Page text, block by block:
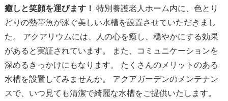
癒しと笑顔を運びます！ 特別養護老人ホーム内に、色とり
どりの熱帯魚が泳ぐ美しい水槽を設置させていただきまし
た。 アクアリウムには、人の心を癒し、穏やかにする効果
があると実証されています。 また、コミュニケーションを
深めるきっかけにもなります。 たくさんのメリットのある
水槽を設置してみませんか。 アクアガーデンのメンテナン
スで、いつ見ても清潔で綺麗な水槽をご提供いたします。